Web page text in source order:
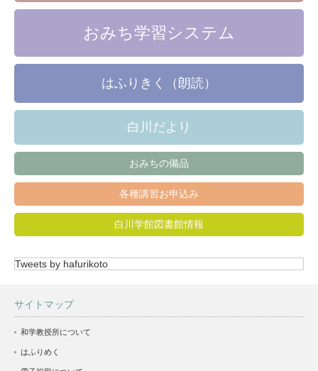
おみち学習システム
はふりきく（朗読）
白川だより
おみちの備品
各種講習お申込み
白川学館図書館情報
Tweets by hafurikoto
サイトマップ
和学教授所について
はふりめく